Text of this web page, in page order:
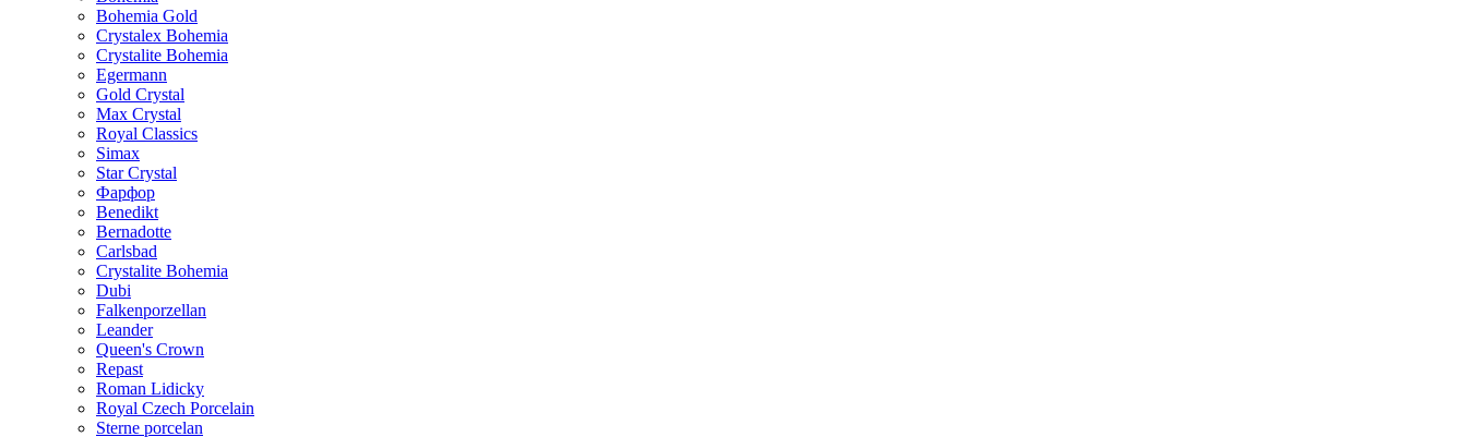
Bohemia Gold
Crystalex Bohemia
Crystalite Bohemia
Egermann
Gold Crystal
Max Crystal
Royal Classics
Simax
Star Crystal
Фарфор
Benedikt
Bernadotte
Carlsbad
Crystalite Bohemia
Dubi
Falkenporzellan
Leander
Queen's Crown
Repast
Roman Lidicky
Royal Czech Porcelain
Sterne porcelan